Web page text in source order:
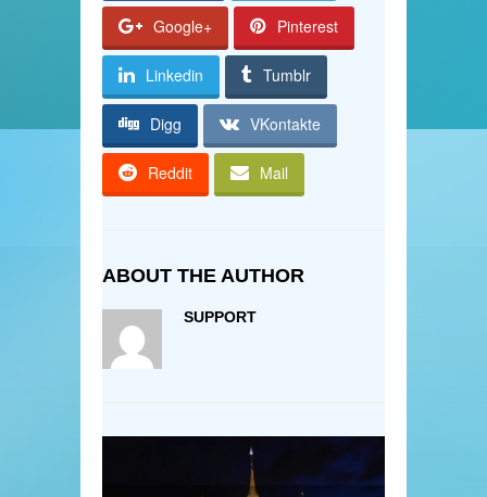
Google+ Pinterest
Linkedin Tumblr
Digg VKontakte
Reddit Mail
ABOUT THE AUTHOR
SUPPORT